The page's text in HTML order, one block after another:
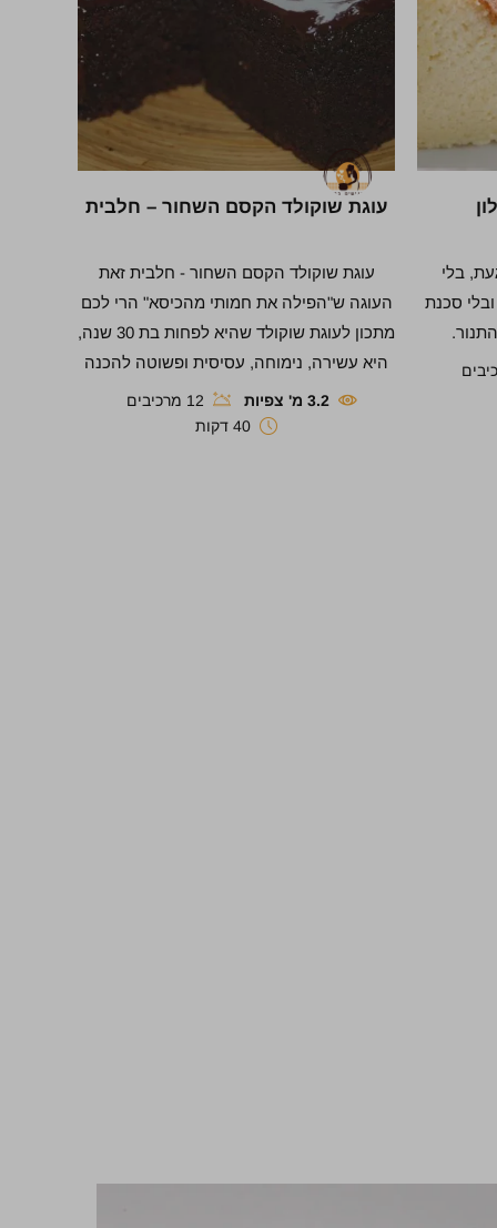
בלי
סכנת
עוגת שוקולד הקסם השחור – חלבית
עוגת שוקולד הקסם השחור - חלבית זאת
העוגה ש"הפילה את חמותי מהכיסא" הרי לכם
מתכון לעוגת שוקולד שהיא לפחות בת 30 שנה,
היא עשירה, נימוחה, עסיסית ופשוטה להכנה
3.2 מ' צפיות
12 מרכיבים
40 דקות